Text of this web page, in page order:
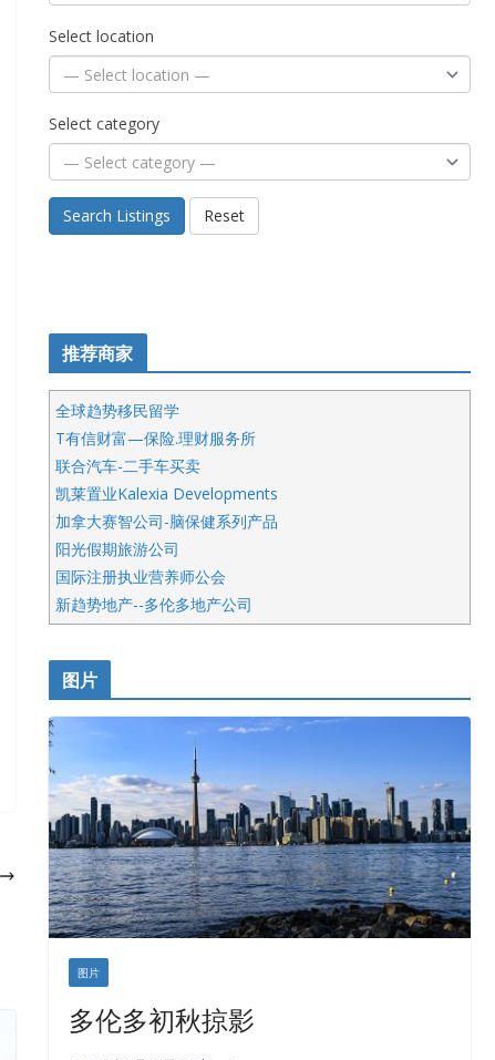
Select location
Select category
Search Listings Reset
推荐商家
全球趋势移民留学
T有信财富—保险.理财服务所
联合汽车-二手车买卖
凯莱置业Kalexia Developments
加拿大赛智公司-脑保健系列产品
阳光假期旅游公司
国际注册执业营养师公会
新趋势地产--多伦多地产公司
呱呱电器
开明车行KS CAR SALES & SERVICE
健健宝公司
皇后金融集团
正点印艺设计
图片
图片
多伦多初秋掠影